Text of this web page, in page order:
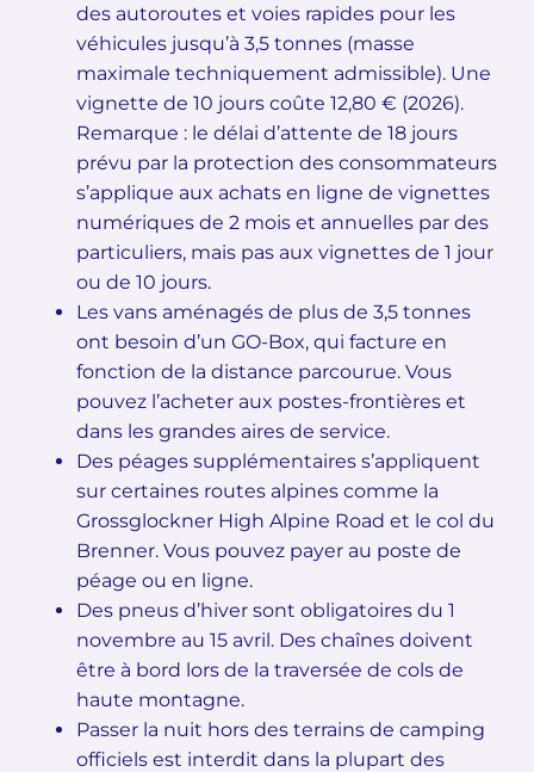
des autoroutes et voies rapides pour les
véhicules jusqu’à 3,5 tonnes (masse
maximale techniquement admissible). Une
vignette de 10 jours coûte 12,80 € (2026).
Remarque : le délai d’attente de 18 jours
prévu par la protection des consommateurs
s’applique aux achats en ligne de vignettes
numériques de 2 mois et annuelles par des
particuliers, mais pas aux vignettes de 1 jour
ou de 10 jours.
Les vans aménagés de plus de 3,5 tonnes
ont besoin d’un GO-Box, qui facture en
fonction de la distance parcourue. Vous
pouvez l’acheter aux postes-frontières et
dans les grandes aires de service.
Des péages supplémentaires s’appliquent
sur certaines routes alpines comme la
Grossglockner High Alpine Road et le col du
Brenner. Vous pouvez payer au poste de
péage ou en ligne.
Des pneus d’hiver sont obligatoires du 1
novembre au 15 avril. Des chaînes doivent
être à bord lors de la traversée de cols de
haute montagne.
Passer la nuit hors des terrains de camping
officiels est interdit dans la plupart des